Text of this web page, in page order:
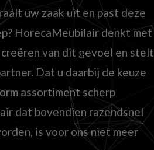
uw zaak uit en past deze
HorecaMeubilair denkt met
van dit gevoel en stelt
Dat u daarbij de keuze
assortiment scherp
dat bovendien razendsnel
is voor ons niet meer